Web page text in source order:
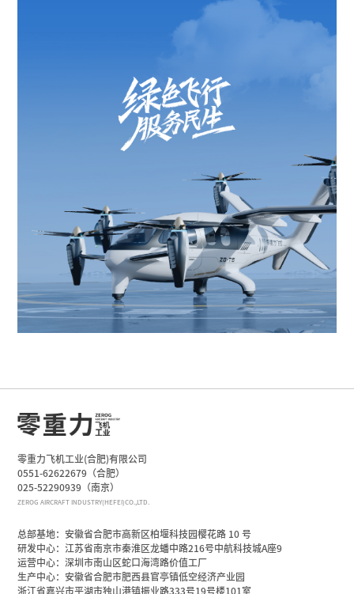
零重力飞机工业(合肥)有限公司
0551-62622679（合肥）
025-52290939（南京）
ZEROG AIRCRAFT INDUSTRY(HEFEI)CO.,LTD.
总部基地：安徽省合肥市高新区柏堰科技园樱花路 10 号
研发中心：江苏省南京市秦淮区龙蟠中路216号中航科技城A座9
运营中心：深圳市南山区蛇口海湾路价值工厂
生产中心：安徽省合肥市肥西县官亭镇低空经济产业园
浙江省嘉兴市平湖市独山港镇振业路333号19号楼101室